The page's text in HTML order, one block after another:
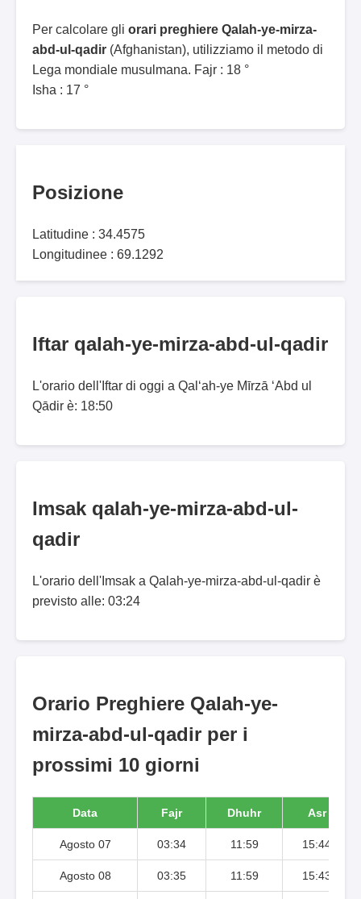
Per calcolare gli orari preghiere Qalah-ye-mirza-
abd-ul-qadir (Afghanistan), utilizziamo il metodo di
Lega mondiale musulmana. Fajr : 18 °
Isha : 17 °
Posizione
Latitudine : 34.4575
Longitudinee : 69.1292
Iftar qalah-ye-mirza-abd-ul-qadir
L'orario dell'Iftar di oggi a Qal‘ah-ye Mīrzā ‘Abd ul
Qādir è: 18:50
Imsak qalah-ye-mirza-abd-ul-
qadir
L'orario dell'Imsak a Qalah-ye-mirza-abd-ul-qadir è
previsto alle: 03:24
Orario Preghiere Qalah-ye-
mirza-abd-ul-qadir per i
prossimi 10 giorni
Data Fajr Dhuhr Asr
Agosto 07 03:34 11:59 15:44
Agosto 08 03:35 11:59 15:43